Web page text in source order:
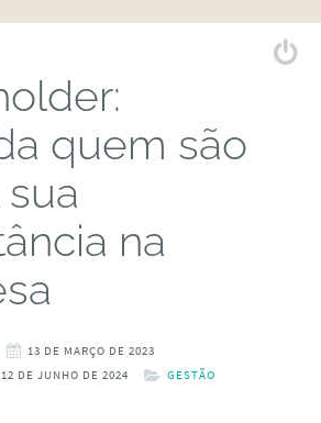
quem são
na
13 DE MARÇO DE 2023
DE JUNHO DE 2024
GESTÃO